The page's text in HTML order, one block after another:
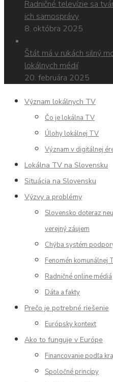
Radničné televízie sa
ich samosprávy
8. októbra 2025
Štát má v rukách silný
lokálnych médií
20. februára 2025
Význam lokálnych TV
Čo je lokálna TV
Úlohy lokálnej TV
Význam v digitálnej
Lokálna TV na Slovensku
Situácia na Slovensku
Výzvy a problémy
Slovensko doteraz
verejný záujem
Chýba systém
Fenomén komunálnej
Radničné online médiá
Dáta a fakty
Prečo je potrebné riešenie
Európsky kontext
Ako to funguje v Európe
Financovanie podľa
Spoločné princípy